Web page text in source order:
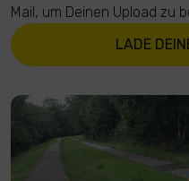
Mail, um Deinen Upload zu
LADE